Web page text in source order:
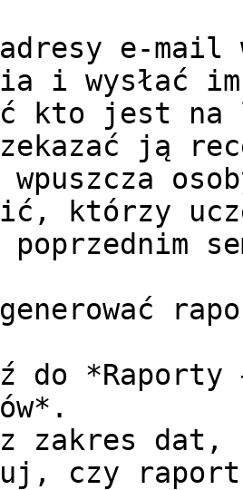
e-mail
i wysłać im
kto jest na
ją
wpuszcza
którzy
do
zakres
czy raport